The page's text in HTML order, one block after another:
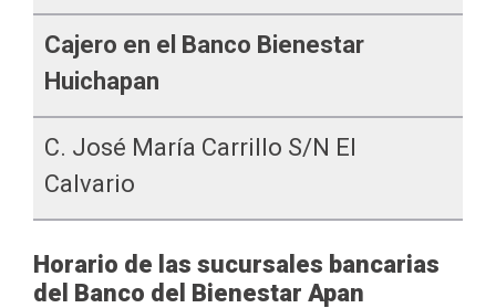
Cajero en el Banco Bienestar
Huichapan
C. José María Carrillo S/n El
Calvario
Horario de las sucursales bancarias
del Banco del Bienestar Apan